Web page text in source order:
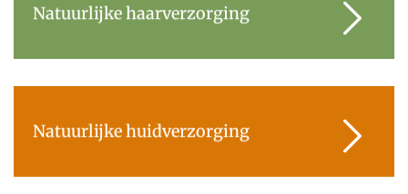
Natuurlijke haarverzorging
Natuurlijke huidverzorging